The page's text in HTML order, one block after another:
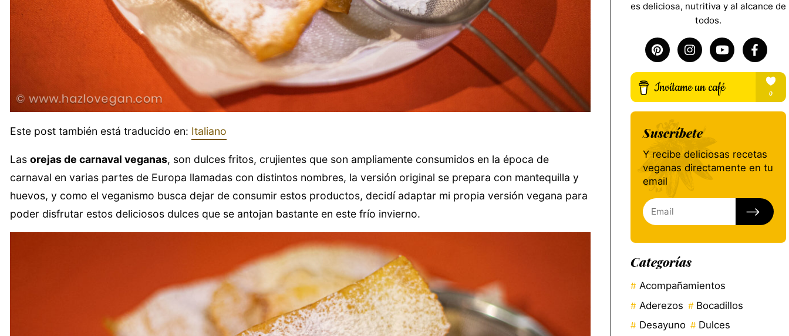
Este post también está traducido en: Italiano
Las orejas de carnaval veganas, son dulces fritos, crujientes que son ampliamente consumidos en la época de
carnaval en varias partes de Europa llamadas con distintos nombres, la versión original se prepara con mantequilla y
huevos, y como el veganismo busca dejar de consumir estos productos, decidí adaptar mi propia versión vegana para
poder disfrutar estos deliciosos dulces que se antojan bastante en este frío invierno.
es deliciosa, nutritiva y al alcance de
todos.
Suscríbete
Y recibe deliciosas recetas
veganas directamente en tu
email
Categorías
Acompañamientos
Aderezos
Bocadillos
Desayuno
Dulces